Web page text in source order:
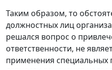
Таким образом, то
должностных лиц
решался вопрос о
ответственности, не
применения специальных